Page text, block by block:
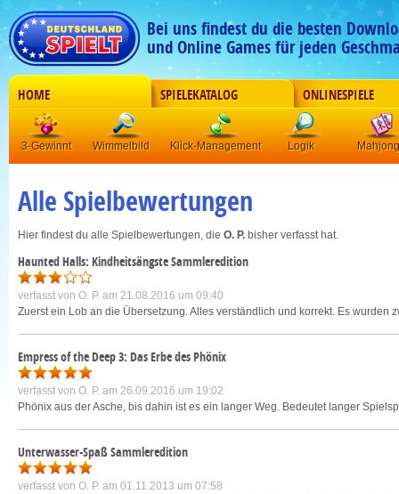
Bei uns findest du die besten
und Online Games für jeden
HOME SPIELEKATALOG ONLINESPIELE
3-Gewinnt Wimmelbild Klick-Management Logik Mahjong
Alle Spielbewertungen
Hier findest du alle Spielbewertungen, die O. P. bisher verfasst hat.
Haunted Halls: Kindheitsängste Sammleredition
verfasst von O. P. am 21.08.2016 um 09:40
Zuerst ein Lob an die Übersetzung. Alles verständlich und korrekt. Es
Empress of the Deep 3: Das Erbe des Phönix
verfasst von O. P. am 26.09.2016 um 19:02
Phönix aus der Asche, bis dahin ist es ein langer Weg. Bedeutet langer
Unterwasser-Spaß Sammleredition
verfasst von O. P. am 01.11.2013 um 07:58